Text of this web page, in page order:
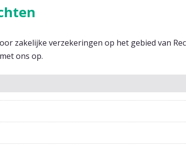
zakelijke verzekeringen op het gebied van
ons op.